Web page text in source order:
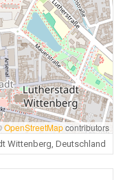
OpenStreetMapcontributors
Wittenberg, Deutschland